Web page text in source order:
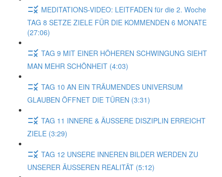
MEDITATIONS-VIDEO: LEITFADEN für die 2. Woche
TAG 8 SETZE ZIELE FÜR DIE KOMMENDEN 6 MONATE
(27:06)
TAG 9 MIT EINER HÖHEREN SCHWINGUNG SIEHT
MAN MEHR SCHÖNHEIT (4:03)
TAG 10 AN EIN TRÄUMENDES UNIVERSUM
GLAUBEN ÖFFNET DIE TÜREN (3:31)
TAG 11 INNERE & ÄUSSERE DISZIPLIN ERREICHT
ZIELE (3:29)
TAG 12 UNSERE INNEREN BILDER WERDEN ZU
UNSERER ÄUSSEREN REALITÄT (5:12)